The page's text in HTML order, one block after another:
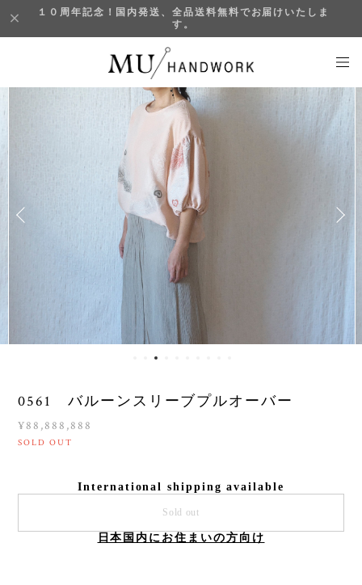
１０周年記念！国内発送、全品送料無料でお届けいたしま
す。
0561 バルーンスリーブプルオーバー
¥88,888,888
SOLD OUT
International shipping available
Sold out
日本国内にお住まいの方向け